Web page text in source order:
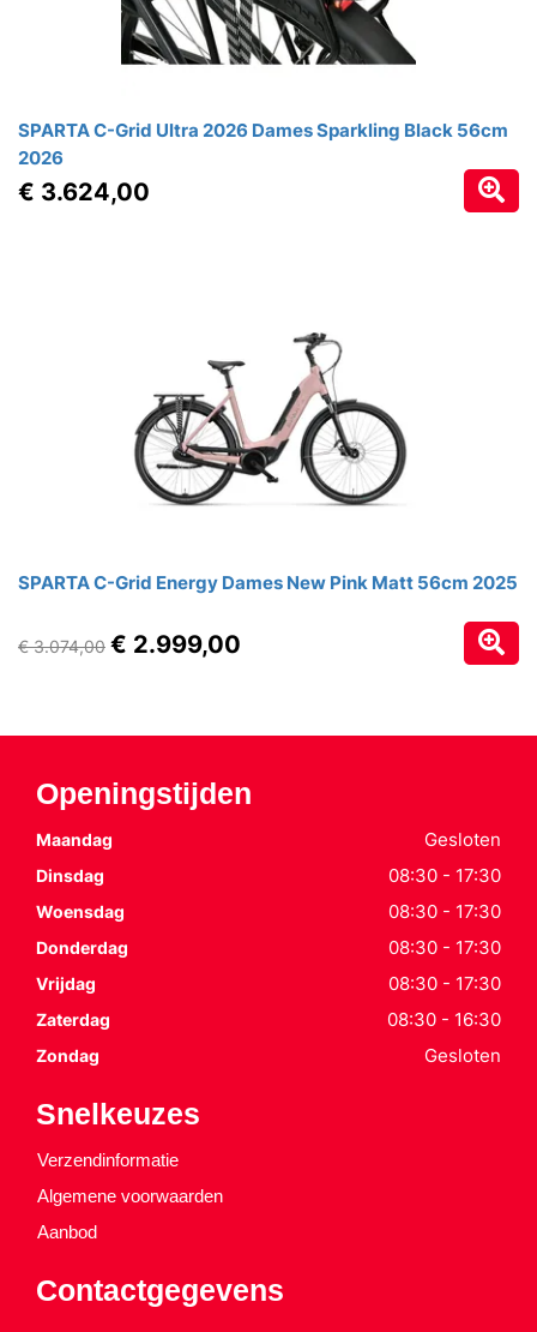
SPARTA C-Grid Ultra 2026 Dames Sparkling Black 56cm
2026
€ 3.624,00
SPARTA C-Grid Energy Dames New Pink Matt 56cm 2025
€ 3.074,00 € 2.999,00
Openingstijden
Maandag Gesloten
Dinsdag 08:30 - 17:30
Woensdag 08:30 - 17:30
Donderdag 08:30 - 17:30
Vrijdag 08:30 - 17:30
Zaterdag 08:30 - 16:30
Zondag Gesloten
Snelkeuzes
Verzendinformatie
Algemene voorwaarden
Aanbod
Contactgegevens